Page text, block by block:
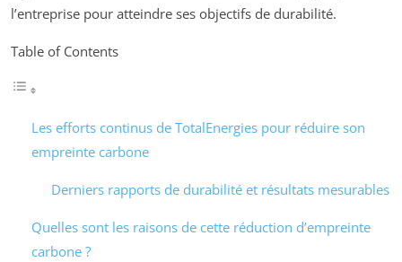
l’entreprise pour atteindre ses objectifs de durabilité.
Table of Contents
Les efforts continus de TotalEnergies pour réduire son
empreinte carbone
Derniers rapports de durabilité et résultats mesurables
Quelles sont les raisons de cette réduction d’empreinte
carbone ?